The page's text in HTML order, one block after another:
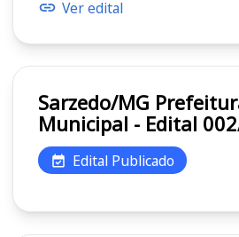
Ver edital
Sarzedo/MG Prefeitura
Municipal - Edital
Edital Publicado